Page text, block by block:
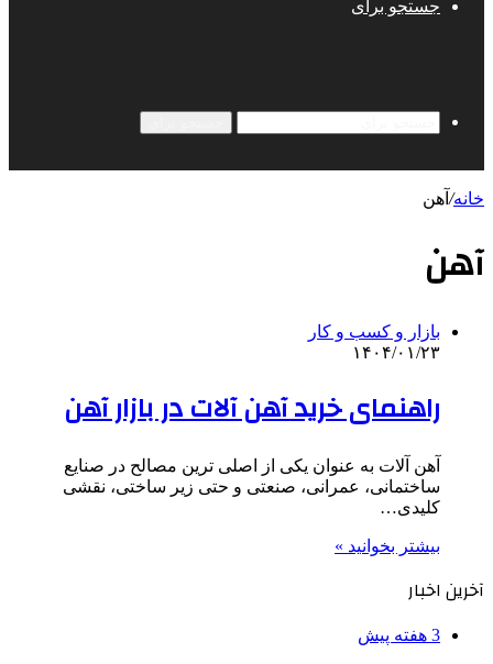
جستجو برای
خانه/ آهن
آهن
بازار و کسب و کار
۱۴۰۴/۰۱/۲۳
راهنمای خرید آهن آلات در بازار آهن
آهن ‌آلات به ‌عنوان یکی از اصلی‌ ترین مصالح در صنایع
ساختمانی، عمرانی، صنعتی و حتی زیر ساختی، نقشی
کلیدی…
بیشتر بخوانید »
آخرین اخبار
3 هفته پیش